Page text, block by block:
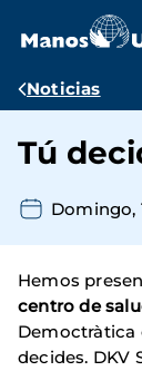
contenido
Ruta
Noticias
Tú
Domingo,
Hemos
centro de
Democtràtica
decides. DKV